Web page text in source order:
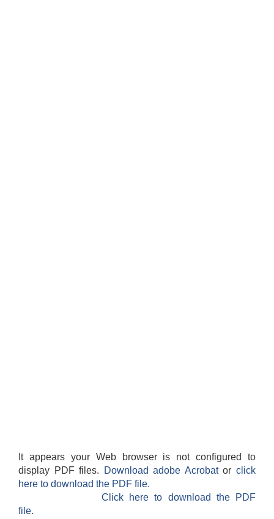
It appears your Web browser is not configured to
display PDF files.
Download adobe Acrobatorclick
here to download the PDF file.
Click here to download the PDF
file.